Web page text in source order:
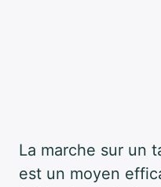
La marche sur un
est un moyen